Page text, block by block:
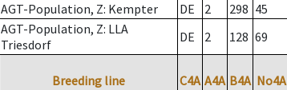
AGT-Population, Z: Kempter DE 2 298 45
AGT-Population, Z: LLA
Triesdorf
DE 2 128 69
Breeding line C4A A4A B4A No4A